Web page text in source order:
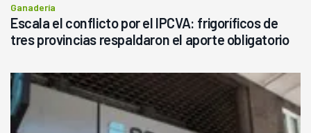
Ganadería
Escala el conflicto por el IPCVA: frigoríficos de
tres provincias respaldaron el aporte obligatorio